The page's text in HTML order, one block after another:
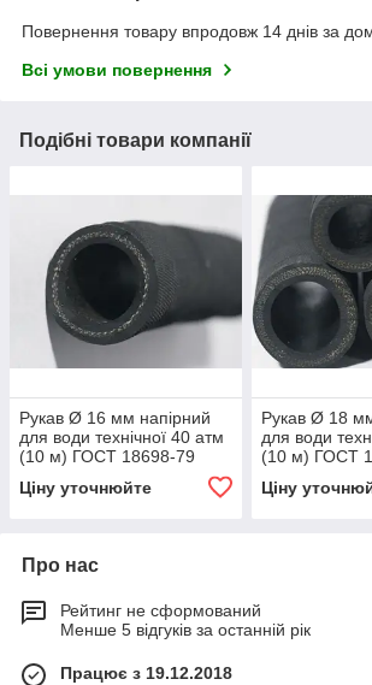
Повернення товару впродовж 14 днів за
Всі умови повернення
Подібні товари компанії
Рукав Ø 16 мм напірний
для води технічної 40 атм
(10 м) ГОСТ 18698-79
Ціну уточнюйте
Рукав Ø 18
для води
(10 м) ГОСТ
Ціну
Про нас
Рейтинг не сформований
Менше 5 відгуків за останній рік
Працює з 19.12.2018